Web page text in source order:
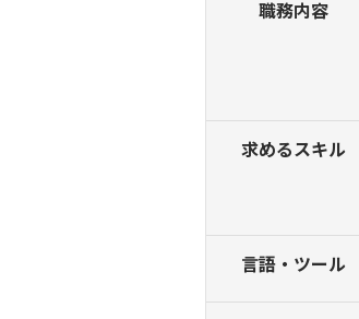
職務内容
求めるスキル
言語・ツール